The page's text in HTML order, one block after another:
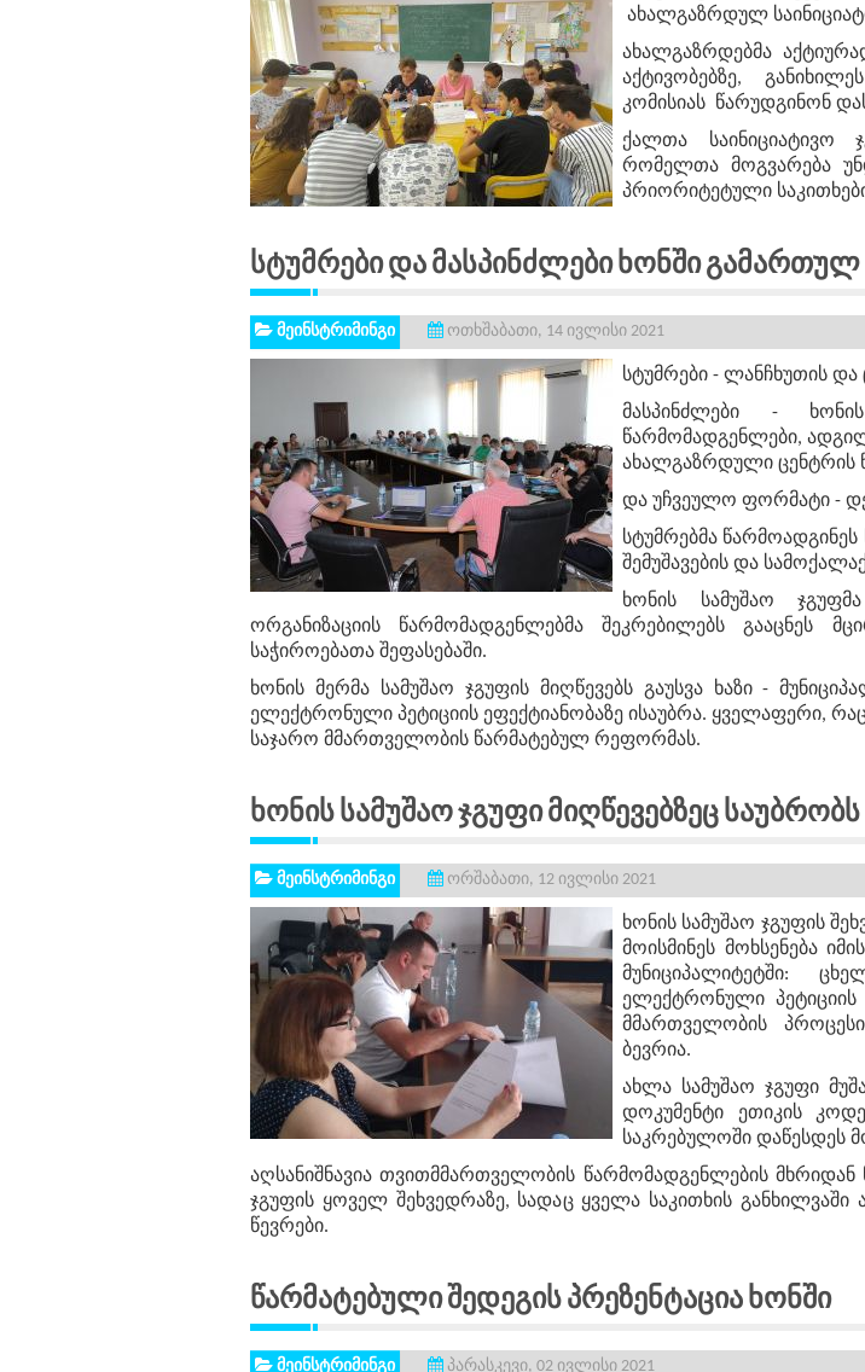
ახალგაზრდულ
ახალგაზრდებმა
აქტივობებზე,
კომისიას წარუდგინონ
ქალთა საინიციატივო
რომელთა მოგვარება
პრიორიტეტული
Სტუმრები Და Მასპინძლები Ხონში Გამართულ
მეინსტრიმინგი ოთხშაბათი, 14 ივლისი 2021
სტუმრები - ლანჩხუთის და
მასპინძლები -
წარმომადგენლები,
ახალგაზრდული ცენტრის
და უჩვეულო ფორმატი -
სტუმრებმა
შემუშავების და
ხონის სამუშაო
ორგანიზაციის წარმომადგენლებმა შეკრებილებს გააცნეს
საჭიროებათა შეფასებაში.
ხონის მერმა სამუშაო ჯგუფის მიღწევებს გაუსვა ხაზი -
ელექტრონული პეტიციის ეფექტიანობაზე ისაუბრა. ყველაფერი,
საჯარო მმართველობის წარმატებულ რეფორმას.
Ხონის Სამუშაო Ჯგუფი Მიღწევებზეც
მეინსტრიმინგი ორშაბათი, 12 ივლისი 2021
ხონის სამუშაო ჯგუფის
მოისმინეს მოხსენება
მუნიციპალიტეტში:
ელექტრონული პეტიციის
მმართველობის
ბევრია.
ახლა სამუშაო ჯგუფი
დოკუმენტი ეთიკის
საკრებულოში დაწესდეს
აღსანიშნავია თვითმმართველობის წარმომადგენლების
ჯგუფის ყოველ შეხვედრაზე, სადაც ყველა საკითხის
წევრები.
Წარმატებული Შედეგის Პრეზენტაცია Ხონში
მეინსტრიმინგი პარასკევი, 02 ივლისი 2021